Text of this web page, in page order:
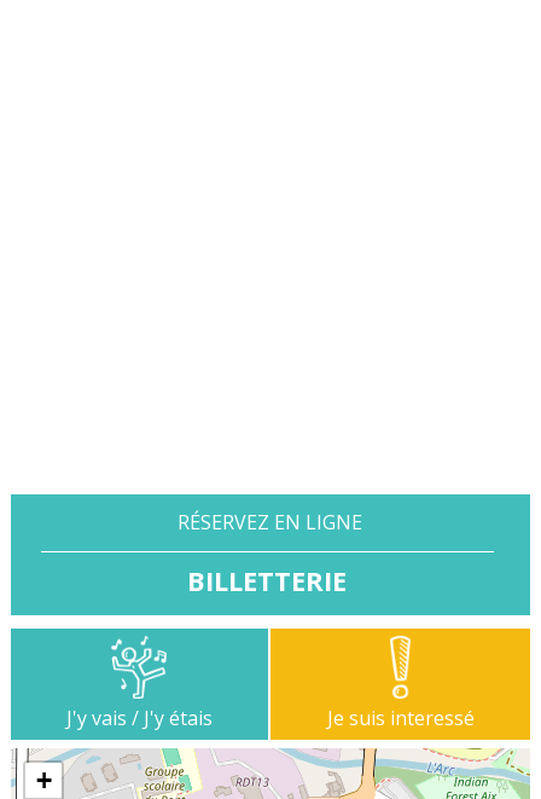
RÉSERVEZ EN LIGNE
BILLETTERIE
J'y vais / J'y étais Je suis interessé
+